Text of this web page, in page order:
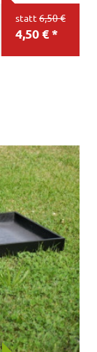
statt 6,50 €
4,50 € *